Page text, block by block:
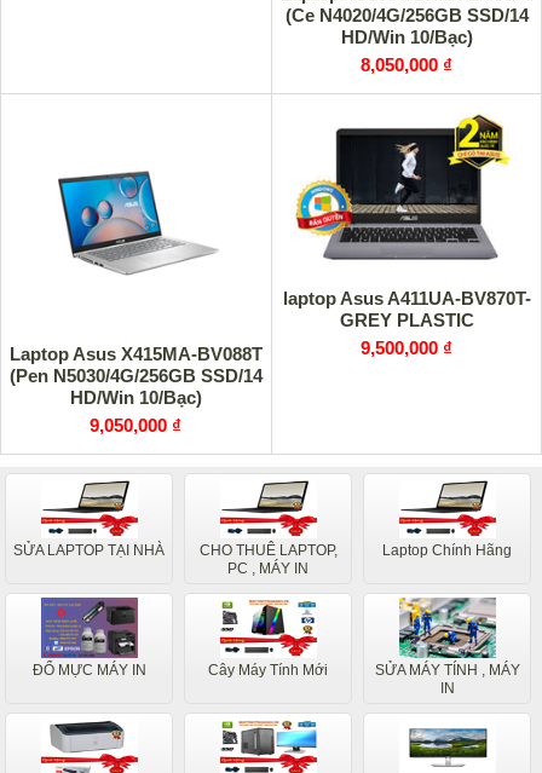
(Ce N4020/4G/256GB SSD/14
HD/Win 10/Bạc)
8,050,000 ₫
Laptop Asus X415MA-BV088T
(Pen N5030/4G/256GB SSD/14
HD/Win 10/Bạc)
9,050,000 ₫
laptop Asus A411UA-BV870T-
GREY PLASTIC
9,500,000 ₫
SỬA LAPTOP TẠI NHÀ
CHO THUÊ LAPTOP,
PC , MÁY IN
Laptop Chính Hãng
ĐỔ MỰC MÁY IN Cây Máy Tính Mới
SỬA MÁY TÍNH , MÁY
IN